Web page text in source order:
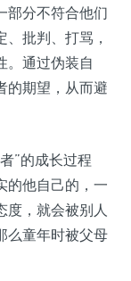
部分不符合他们
批判、打骂，
。通过伪装自
的期望，从而避
”的成长过程
的他自己的，一
度，就会被别人
么童年时被父母